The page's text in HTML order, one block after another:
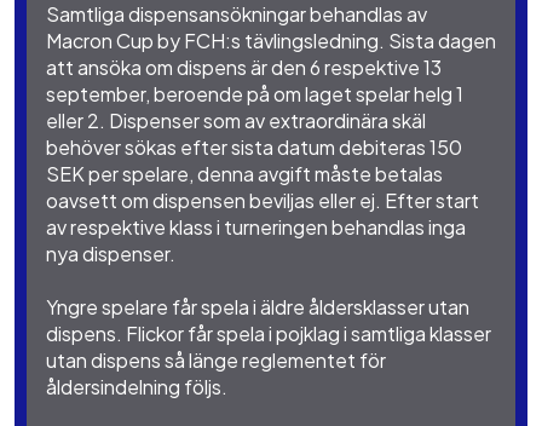
Samtliga dispensansökningar behandlas av
Macron Cup by FCH:s tävlingsledning. Sista dagen
att ansöka om dispens är den 6 respektive 13
september, beroende på om laget spelar helg 1
eller 2. Dispenser som av extraordinära skäl
behöver sökas efter sista datum debiteras 150
SEK per spelare, denna avgift måste betalas
oavsett om dispensen beviljas eller ej. Efter start
av respektive klass i turneringen behandlas inga
nya dispenser.
Yngre spelare får spela i äldre åldersklasser utan
dispens. Flickor får spela i pojklag i samtliga klasser
utan dispens så länge reglementet för
åldersindelning följs.